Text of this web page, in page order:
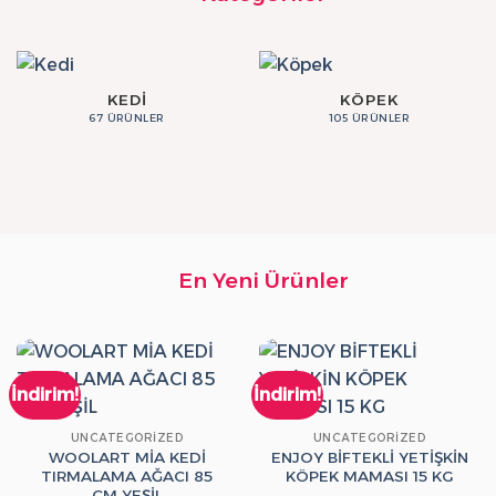
KEDI
67 ÜRÜNLER
KÖPEK
105 ÜRÜNLER
En Yeni Ürünler
İndirim!
UNCATEGORIZED
WOOLART MİA KEDİ
TIRMALAMA AĞACI 85
İndirim!
UNCATEGORIZED
ENJOY BİFTEKLİ YETİŞKİN
KÖPEK MAMASI 15 KG